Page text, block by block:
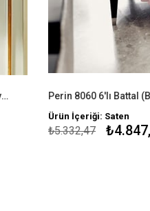
Perin 9000 6'lı Saten Dantelli Bayan Çeyizlik Gecelik & Sabahlık Takım
Ürün İçeriği: Saten
₺5.332,47